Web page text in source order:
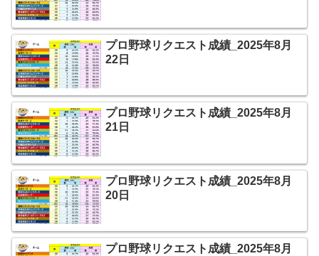
プロ野球リクエスト成績_2025年8月
22日
プロ野球リクエスト成績_2025年8月
21日
プロ野球リクエスト成績_2025年8月
20日
プロ野球リクエスト成績_2025年8月